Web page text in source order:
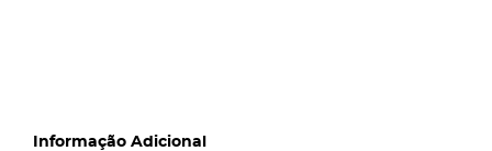
Informação Adicional